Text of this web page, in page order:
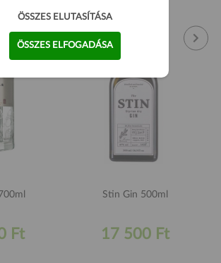
Ft
Stin Gin 500ml
17 500 Ft
ÖSSZES ELUTASÍTÁSA
ÖSSZES ELFOGADÁSA